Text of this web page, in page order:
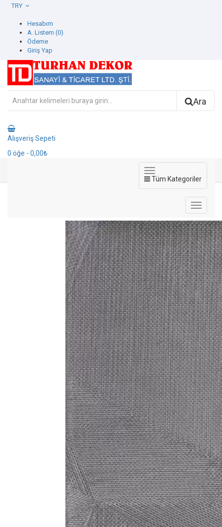
Hesabım
A. Listem (0)
Ödeme
Giriş Yap
Ara
Alışveriş Sepeti
0 öğe - 0,00₺
Tüm Kategoriler